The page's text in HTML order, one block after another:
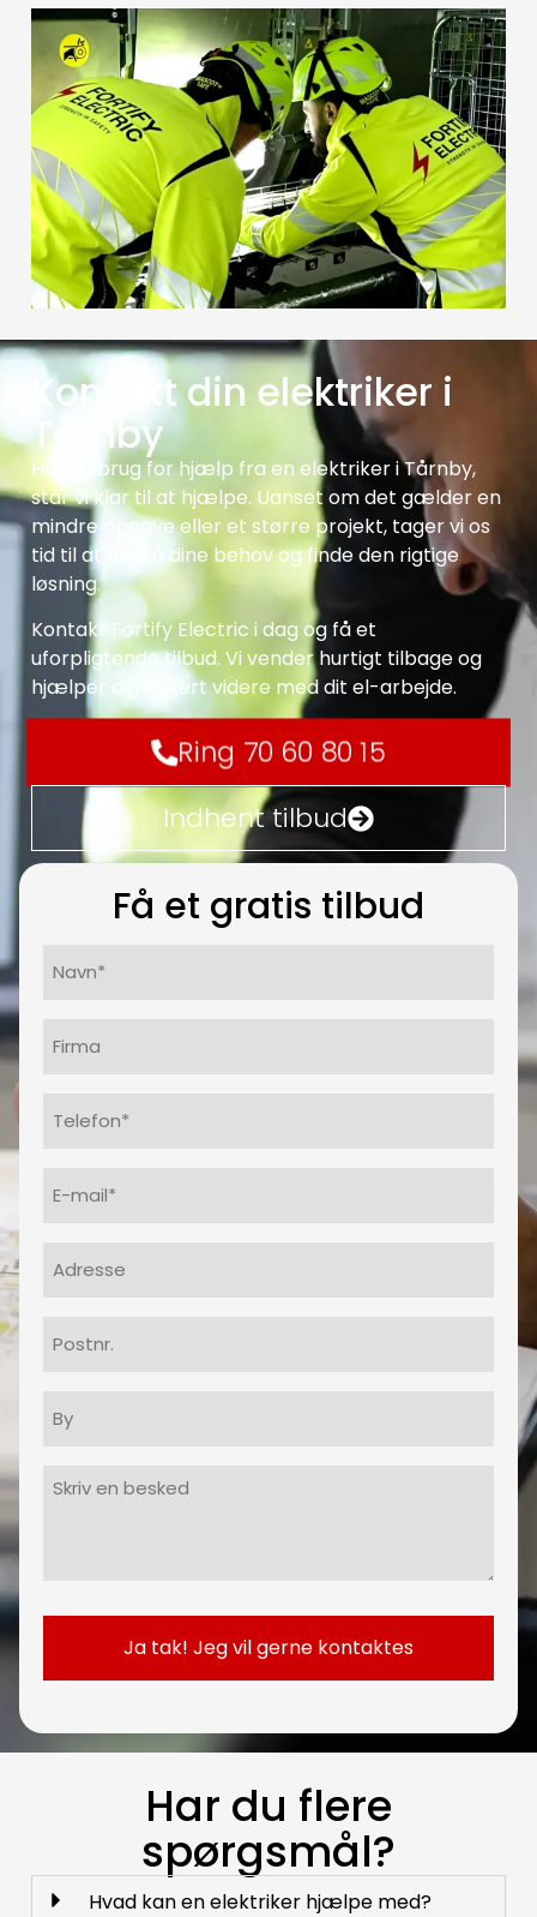
Kontakt din elektriker i
Tårnby
Har du brug for hjælp fra en elektriker i Tårnby,
står vi klar til at hjælpe. Uanset om det gælder en
mindre opgave eller et større projekt, tager vi os
tid til at forstå dine behov og finde den rigtige
løsning.
Kontakt Fortify Electric i dag og få et
uforpligtende tilbud. Vi vender hurtigt tilbage og
hjælper dig sikkert videre med dit el-arbejde.
Ring 70 60 80 15
Indhent tilbud
Få et gratis tilbud
(Påkrævet)
(Påkrævet)
mail
(Påkrævet)
Har du flere
spørgsmål?
Hvad kan en elektriker hjælpe med?